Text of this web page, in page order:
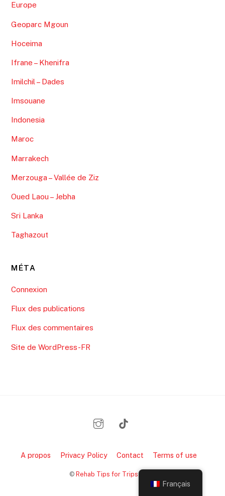
Europe
Geoparc Mgoun
Hoceima
Ifrane – Khenifra
Imilchil – Dades
Imsouane
Indonesia
Maroc
Marrakech
Merzouga – Vallée de Ziz
Oued Laou – Jebha
Sri Lanka
Taghazout
MÉTA
Connexion
Flux des publications
Flux des commentaires
Site de WordPress-FR
A propos Privacy Policy Contact Terms of use
© Rehab Tips for Trips2026
Français